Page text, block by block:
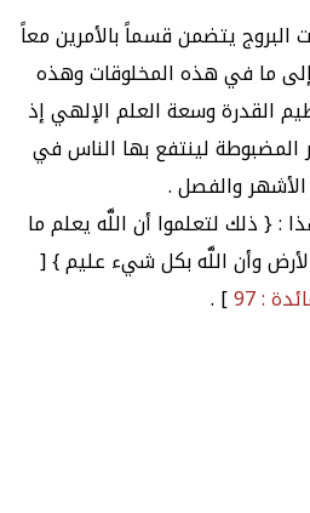
يتضمن قسماً بالأمرين معاً
إلى ما في هذه المخلوقات وهذه
القدرة وسعة العلم الإلهي إذ
المضبوطة لينتفع بها الناس في
والفصل .
: { ذلك لتعلموا أن اللَّه يعلم ما
وأن اللَّه بكل شيء عليم } [
: 97
] .